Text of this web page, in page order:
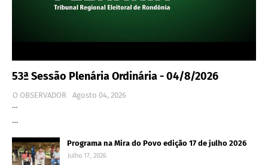
53ª Sessão Plenária Ordinária - 04/8/2026
O OBSERVADOR
Agosto 04, 2026
…
…
Programa na Mira do Povo edição 17 de julho 2026
Julho 17, 2026